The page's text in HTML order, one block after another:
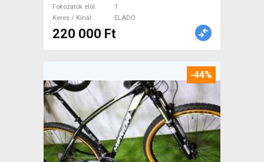
Fokozatok elöl
1
Keres / Kínál
ELADÓ
220 000 Ft
-44%